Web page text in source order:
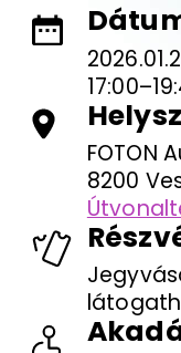
FOTON
8200